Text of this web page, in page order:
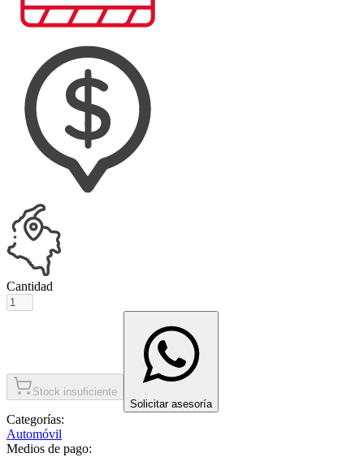
Cantidad
Stock insuficiente
Solicitar asesoría
Categorías:
Automóvil
Medios de pago: